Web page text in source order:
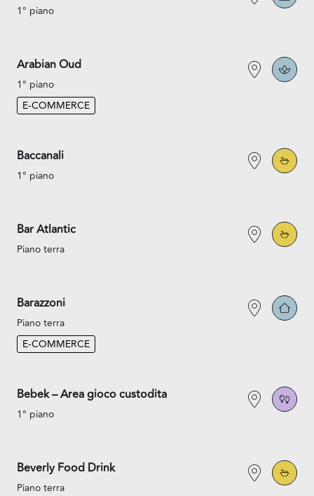
1° piano
Arabian Oud
1° piano
E-COMMERCE
Baccanali
1° piano
Bar Atlantic
Piano terra
Barazzoni
Piano terra
E-COMMERCE
Bebek – Area gioco custodita
1° piano
Beverly Food Drink
Piano terra